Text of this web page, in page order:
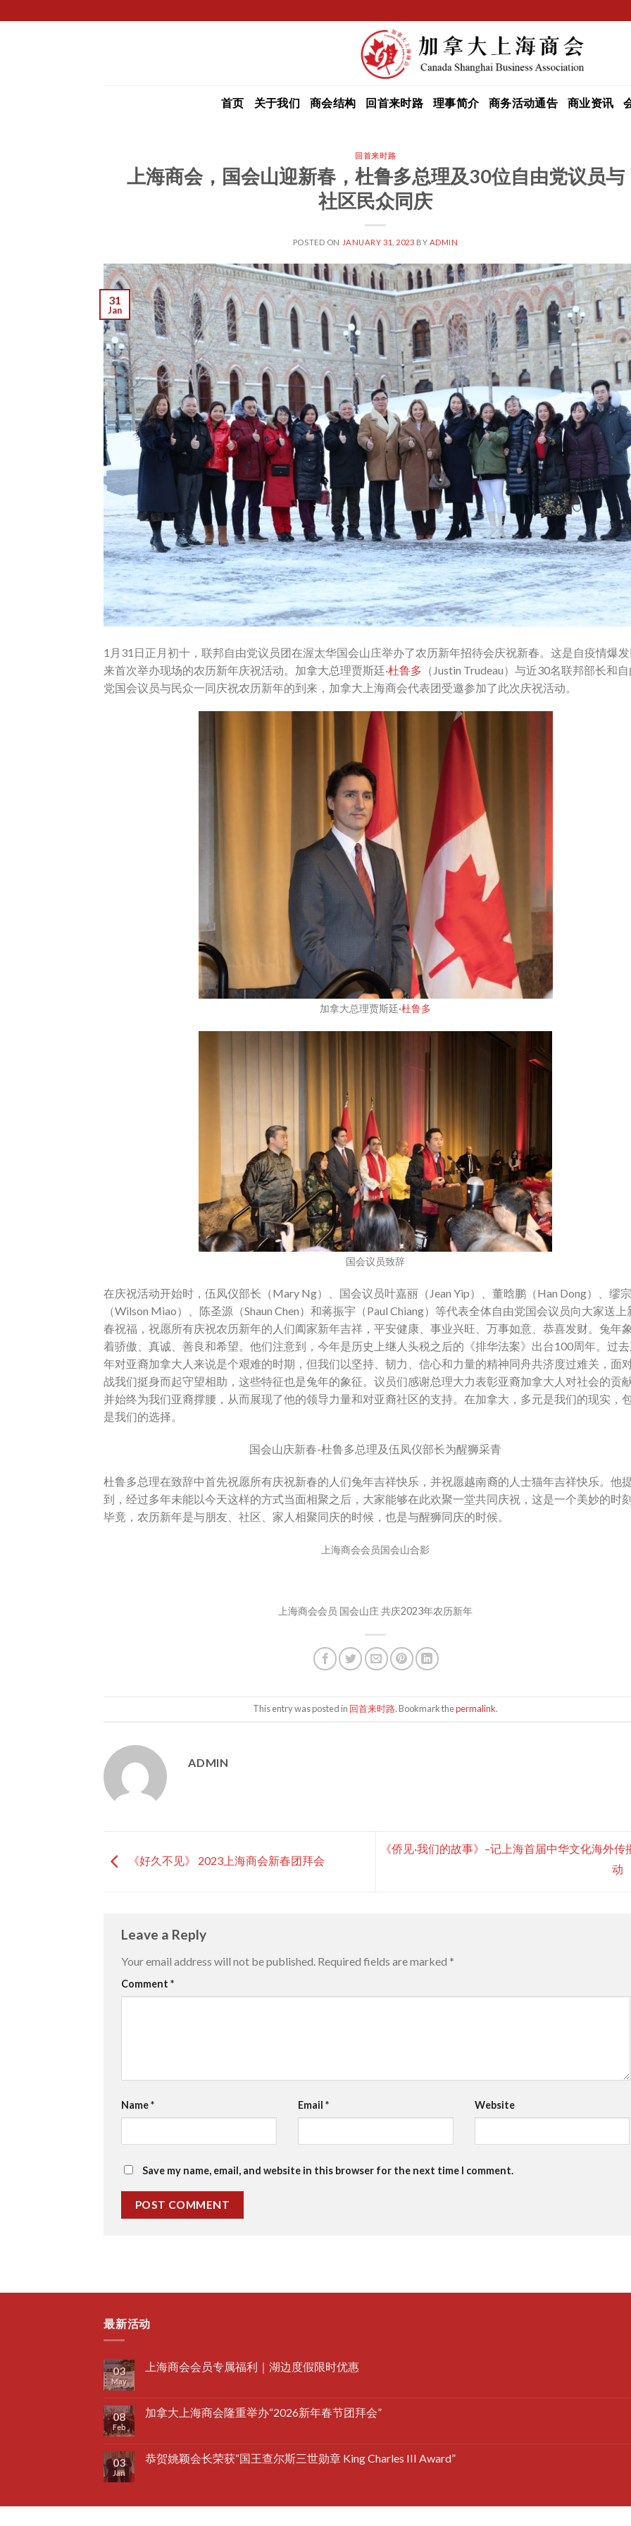
to
首页 关于我们 商会结构 回首来时路 理事简介 商务活动通告 商业资讯
回首来时路
上海商会，国会山迎新春，杜鲁多总理及30位自由党议员与
社区民众同庆
POSTED ON JANUARY 31, 2023 BY ADMIN
31
Jan
1月31日正月初十，联邦自由党议员团在渥太华国会山庄举办了农历新年招待会庆祝新春。这是自疫情爆
来首次举办现场的农历新年庆祝活动。加拿大总理贾斯廷·杜鲁多 （Justin Trudeau）与近30名联邦部长和
党国会议员与民众一同庆祝农历新年的到来，加拿大上海商会代表团受邀参加了此次庆祝活动。
加拿大总理贾斯廷·杜鲁多
国会议员致辞
在庆祝活动开始时，伍凤仪部长（Mary Ng）、国会议员叶嘉丽（Jean Yip）、董晗鹏（Han Dong）、缪
（Wilson Miao）、陈圣源（Shaun Chen）和蒋振宇（Paul Chiang）等代表全体自由党国会议员向大家送上
春祝福，祝愿所有庆祝农历新年的人们阖家新年吉祥，平安健康、事业兴旺、万事如意、恭喜发财。兔年
着骄傲、真诚、善良和希望。他们注意到，今年是历史上继人头税之后的《排华法案》出台100周年。过
年对亚裔加拿大人来说是个艰难的时期，但我们以坚持、韧力、信心和力量的精神同舟共济度过难关，面
战我们挺身而起守望相助，这些特征也是兔年的象征。议员们感谢总理大力表彰亚裔加拿大人对社会的贡
并始终为我们亚裔撑腰，从而展现了他的领导力量和对亚裔社区的支持。在加拿大，多元是我们的现实，
是我们的选择。
国会山庆新春-杜鲁多总理及伍凤仪部长为醒狮采青
杜鲁多总理在致辞中首先祝愿所有庆祝新春的人们兔年吉祥快乐，并祝愿越南裔的人士猫年吉祥快乐。他
到，经过多年未能以今天这样的方式当面相聚之后，大家能够在此欢聚一堂共同庆祝，这是一个美妙的时
毕竟，农历新年是与朋友、社区、家人相聚同庆的时候，也是与醒狮同庆的时候。
上海商会会员国会山合影
上海商会会员 国会山庄 共庆2023年农历新年
This entry was posted in 回首来时路. Bookmark thepermalink.
ADMIN
《好久不见》 2023上海商会新春团拜会
《侨见·我们的故事》–记上海首届中华文化海外传
动
Leave a Reply
Your email address will not be published. Required fields are marked *
Comment *
Name* Email * Website
Save my name, email, and website in this browser for the next time I comment.
最新活动
03
May
上海商会会员专属福利｜湖边度假限时优惠
08
Feb
加拿大上海商会隆重举办“2026新年春节团拜会”
03
Jan
恭贺姚颖会长荣获“国王查尔斯三世勋章 King Charles III Award”